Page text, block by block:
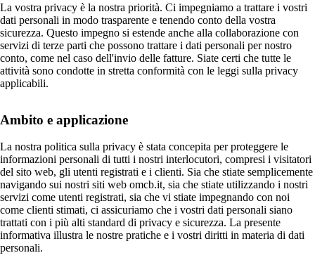
La vostra privacy è la nostra priorità. Ci impegniamo a trattare i vostri
dati personali in modo trasparente e tenendo conto della vostra
sicurezza. Questo impegno si estende anche alla collaborazione con
servizi di terze parti che possono trattare i dati personali per nostro
conto, come nel caso dell'invio delle fatture. Siate certi che tutte le
attività sono condotte in stretta conformità con le leggi sulla privacy
applicabili.
Ambito e applicazione
La nostra politica sulla privacy è stata concepita per proteggere le
informazioni personali di tutti i nostri interlocutori, compresi i visitatori
del sito web, gli utenti registrati e i clienti. Sia che stiate semplicemente
navigando sui nostri siti web omcb.it, sia che stiate utilizzando i nostri
servizi come utenti registrati, sia che vi stiate impegnando con noi
come clienti stimati, ci assicuriamo che i vostri dati personali siano
trattati con i più alti standard di privacy e sicurezza. La presente
informativa illustra le nostre pratiche e i vostri diritti in materia di dati
personali.